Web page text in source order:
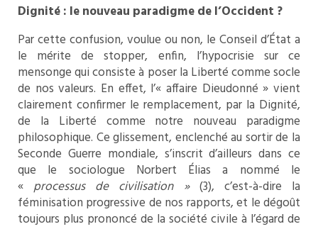
Dignité : le nouveau paradigme de l’Occident ?
Par cette confusion, voulue ou non, le Conseil d’État a
le mérite de stopper, enfin, l’hypocrisie sur ce
mensonge qui consiste à poser la Liberté comme socle
de nos valeurs. En effet, l’« affaire Dieudonné » vient
clairement confirmer le remplacement, par la Dignité,
de la Liberté comme notre nouveau paradigme
philosophique. Ce glissement, enclenché au sortir de la
Seconde Guerre mondiale, s’inscrit d’ailleurs dans ce
que le sociologue Norbert Élias a nommé le
«processus de civilisation » (3), c’est-à-dire la
féminisation progressive de nos rapports, et le dégoût
toujours plus prononcé de la société civile à l’égard de